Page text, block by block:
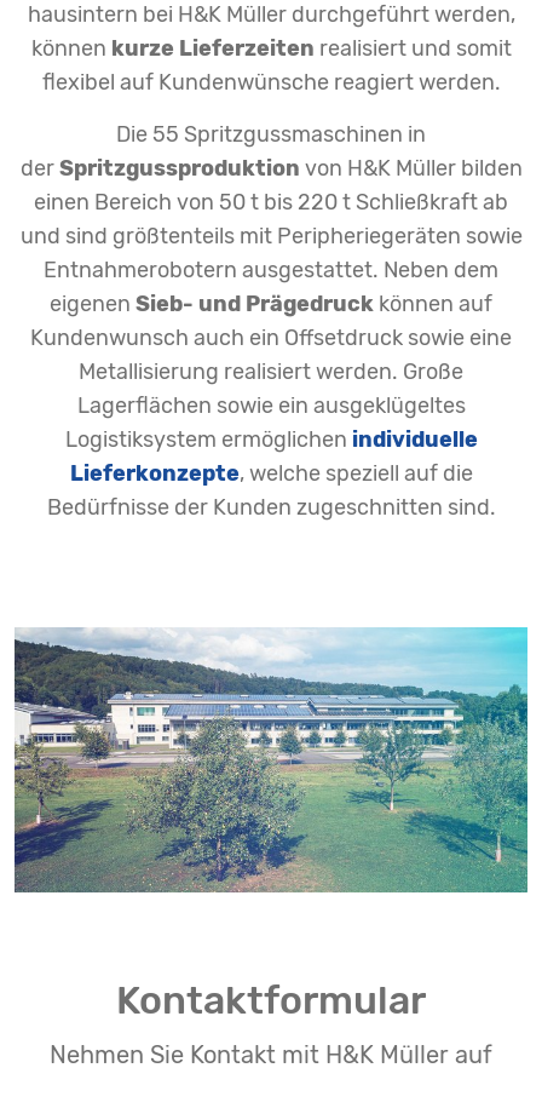
hausintern bei H&K Müller durchgeführt werden,
können kurze Lieferzeiten realisiert und somit
flexibel auf Kundenwünsche reagiert werden.
Die 55 Spritzgussmaschinen in
derSpritzgussproduktion von H&K Müller bilden
einen Bereich von 50 t bis 220 t Schließkraft ab
und sind größtenteils mit Peripheriegeräten sowie
Entnahmerobotern ausgestattet. Neben dem
eigenen Sieb- und Prägedruck können auf
Kundenwunsch auch ein Offsetdruck sowie eine
Metallisierung realisiert werden. Große
Lagerflächen sowie ein ausgeklügeltes
Logistiksystem ermöglichen individuelle
Lieferkonzepte, welche speziell auf die
Bedürfnisse der Kunden zugeschnitten sind.
Kontaktformular
Nehmen Sie Kontakt mit H&K Müller auf